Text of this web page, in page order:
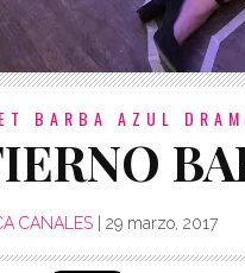
BARBA AZUL
CANALES 29 marzo, 2017